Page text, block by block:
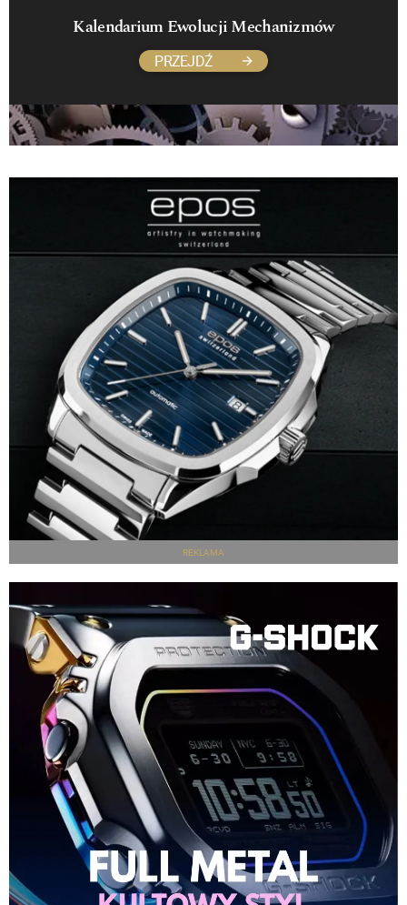
Kalendarium Ewolucji Mechanizmów
PRZEJDŹ
REKLAMA